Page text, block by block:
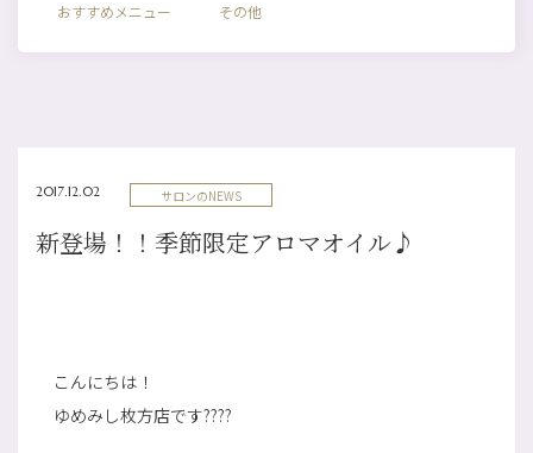
おすすめメニュー
その他
2017.12.02 サロンのNEWS
新登場！！季節限定アロマオイル♪
こんにちは！
ゆめみし枚方店です????